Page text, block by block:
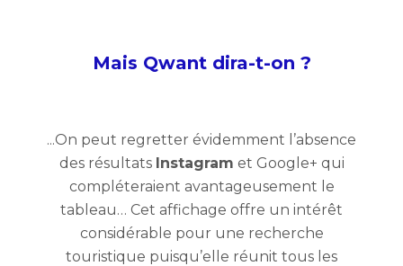
Mais Qwant dira-t-on ?
...On peut regretter évidemment l’absence
des résultats Instagram et Google+ qui
compléteraient avantageusement le
tableau… Cet affichage offre un intérêt
considérable pour une recherche
touristique puisqu’elle réunit tous les